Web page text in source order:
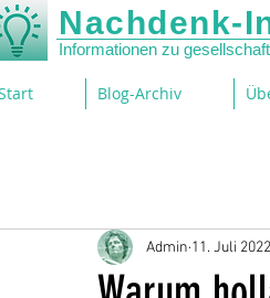
Nachdenk-
Informationen zu
Blog-Archiv
Admin 11. Juli 2022